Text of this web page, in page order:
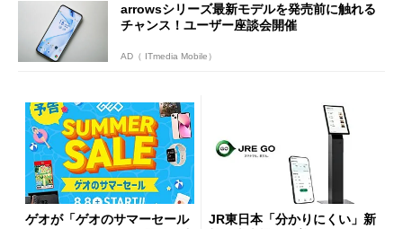
arrowsシリーズ最新モデルを発売前に触れる
チャンス！ユーザー座談会開催
AD（ ITmedia Mobile）
ゲオが「ゲオのサマーセール
JR東日本「分かりにくい」新